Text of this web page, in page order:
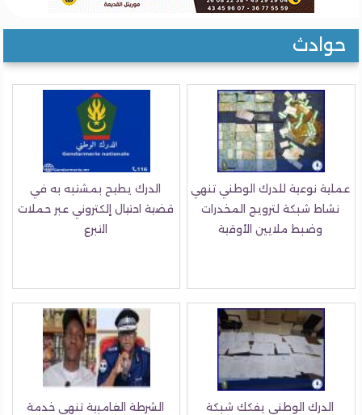
حوادث
عملية نوعية للدرك الوطني تنهي
نشاط شبكة لترويج المخدرات
وضبط ملايين الأوقية
الدرك يطيح بمشتبه به في
قضية احتيال إلكتروني عبر حملات
التبرع
الدرك الوطني يفكك شبكة الشرطة الغامبية تنهي خدمة